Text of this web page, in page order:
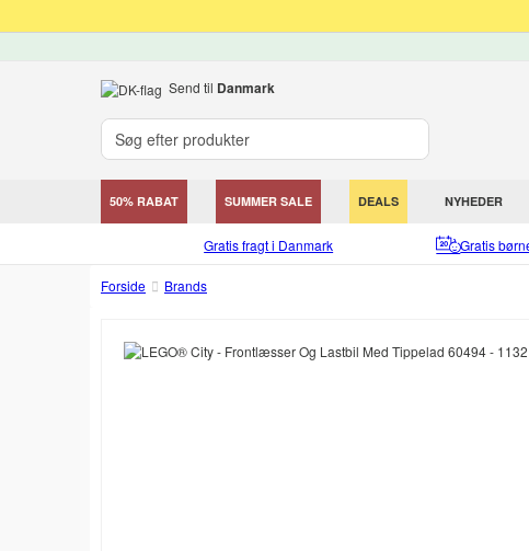
Send til Danmark
50% RABAT SUMMER SALE DEALS NYHEDER
Gratis fragt i Danmark Gratis
Forside Brands